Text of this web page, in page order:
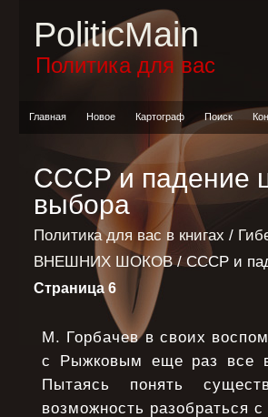
PoliticMain
Политика для вас
Главная Новое Картограф Поиск
СССР и падение
выбора
Политика для вас в книгах /
ВНЕШНИХ ШОКОВ/ СССР и
Страница 6
М. Горбачев в своих
с Рыжковым еще раз все
Пытаясь понять
возможность разобраться